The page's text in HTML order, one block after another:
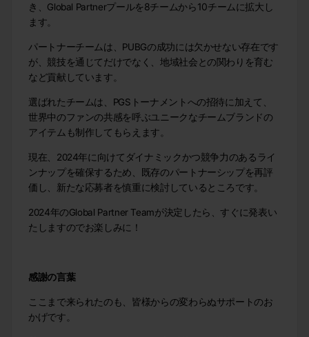
き、Global Partnerプールを8チームから10チームに拡大し
ます。
パートナーチームは、PUBGの成功には欠かせない存在です
が、競技を通じてだけでなく、地域社会との関わりを育む
など貢献しています。
選ばれたチームは、PGSトーナメントへの招待に加えて、
世界中のファンの共感を呼ぶユニークなチームブランドの
アイテムも制作してもらえます。
現在、2024年に向けてダイナミックかつ競争力のあるライ
ンナップを確保するため、既存のパートナーシップを再評
価し、新たな応募者を慎重に検討しているところです。
2024年のGlobal Partner Teamが決定したら、すぐに発表い
たしますのでお楽しみに！
感謝の言葉
ここまで来られたのも、皆様からの変わらぬサポートのお
かげです。